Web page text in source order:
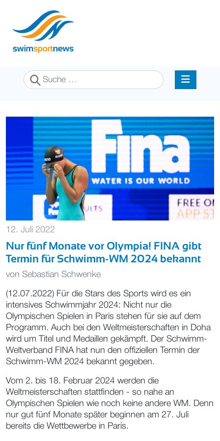
Suchen
12. Juli 2022
Nur fünf Monate vor Olympia! FINA gibt
Termin für Schwimm-WM 2024 bekannt
von Sebastian Schwenke
(12.07.2022) Für die Stars des Sports wird es ein
intensives Schwimmjahr 2024: Nicht nur die
Olympischen Spielen in Paris stehen für sie auf dem
Programm. Auch bei den Weltmeisterschaften in Doha
wird um Titel und Medaillen gekämpft. Der Schwimm-
Weltverband FINA hat nun den offiziellen Termin der
Schwimm-WM 2024 bekannt gegeben.
Vom 2. bis 18. Februar 2024 werden die
Weltmeisterschaften stattfinden - so nahe an
Olympischen Spielen wie noch keine andere WM. Denn
nur gut fünf Monate später beginnen am 27. Juli
bereits die Wettbewerbe in Paris.